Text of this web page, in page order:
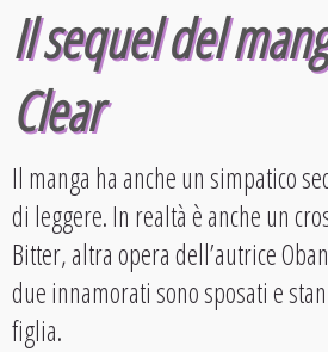
Il sequel del
Clear
Il manga ha anche un simpatico
di leggere. In realtà è anche un
Bitter, altra opera dell’autrice
due innamorati sono sposati e
figlia.